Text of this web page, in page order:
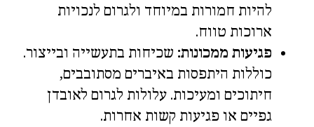
להיות חמורות במיוחד ולגרום לנכויות
ארוכות טווח.
פגיעות ממכונות: שכיחות בתעשייה ובייצור.
כוללות היתפסות באיברים מסתובבים,
חיתוכים ומעיכות. עלולות לגרום לאובדן
גפיים או פגיעות קשות אחרות.